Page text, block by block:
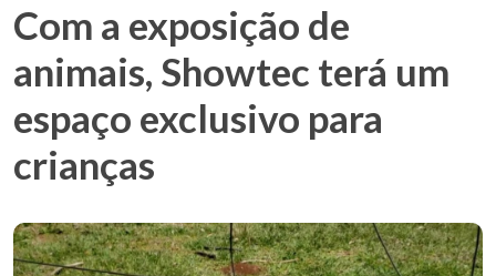
Com a exposição de
animais, Showtec terá um
espaço exclusivo para
crianças